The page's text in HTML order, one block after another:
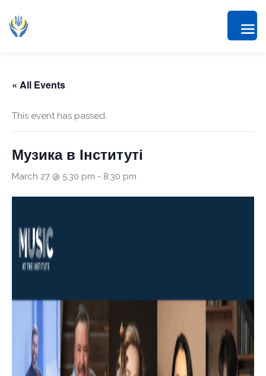
« All Events
This event has passed.
Музика в Інституті
March 27 @ 5:30 pm - 8:30 pm